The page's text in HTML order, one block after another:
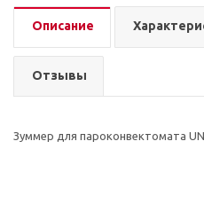
Описание
Отзывы
Зуммер для пароконвектомата